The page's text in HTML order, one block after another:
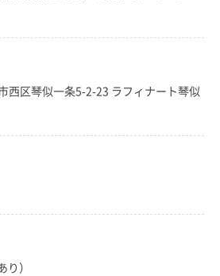
西区琴似一条5-2-23 ラフィナート琴似
）